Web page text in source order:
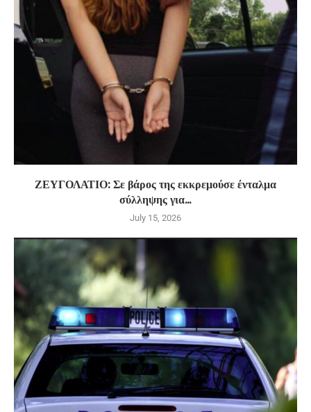
ΖΕΥΓΟΛΑΤΙΟ: Σε βάρος της εκκρεμούσε ένταλμα
σύλληψης για...
July 15, 2026